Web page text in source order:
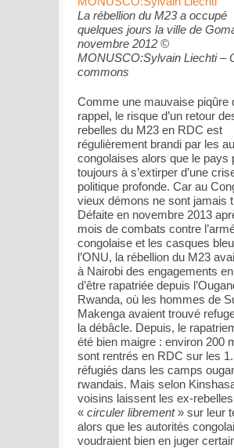
La rébellion du M23 a occupé
quelques jours la ville de
novembre 2012 ©
MONUSCO:Sylvain Liechti –
commons
Comme une mauvaise piqûre
rappel, le risque d’un retour
rebelles du M23 en RDC est
régulièrement brandi par les
congolaises alors que le pays
toujours à s’extirper d’une
politique profonde. Car au
vieux démons ne sont jamais
Défaite en novembre 2013
mois de combats contre
congolaise et les casques
l’ONU, la rébellion du M23
à Nairobi des engagements
d’être rapatriée depuis
Rwanda, où les hommes de
Makenga avaient trouvé
la débâcle. Depuis, le
été bien maigre : environ 200
sont rentrés en RDC sur les
réfugiés dans les camps
rwandais. Mais selon
voisins laissent les ex-rebelles
« circuler librement» sur leur
alors que les autorités
voudraient bien en juger